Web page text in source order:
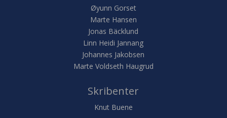
Øyunn Gorset
Marte Hansen
Jonas Bäcklund
Linn Heidi Jannang
Johannes Jakobsen
Marte Voldseth Haugrud
Skribenter
Knut Buene